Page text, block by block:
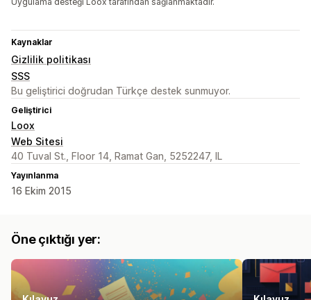
Kaynaklar
Gizlilik politikası
SSS
Bu geliştirici doğrudan Türkçe destek sunmuyor.
Geliştirici
Loox
Web Sitesi
40 Tuval St., Floor 14, Ramat Gan, 5252247, IL
Yayınlanma
16 Ekim 2015
Öne çıktığı yer: